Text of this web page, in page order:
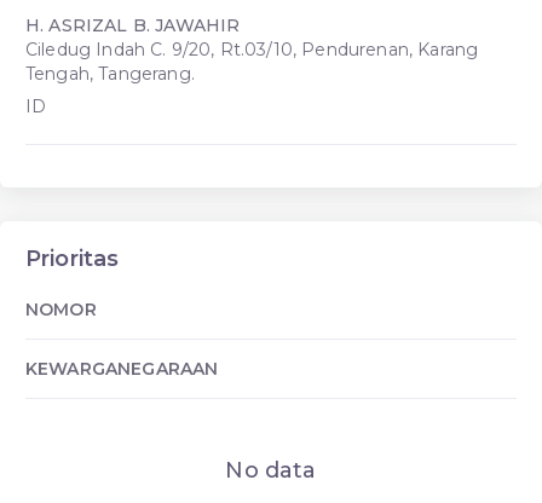
H. ASRIZAL B. JAWAHIR
Ciledug Indah C. 9/20, Rt.03/10, Pendurenan, Karang
Tengah, Tangerang.
ID
Prioritas
NOMOR
KEWARGANEGARAAN
No data